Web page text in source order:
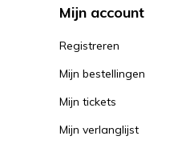
Mijn account
Registreren
Mijn bestellingen
Mijn tickets
Mijn verlanglijst